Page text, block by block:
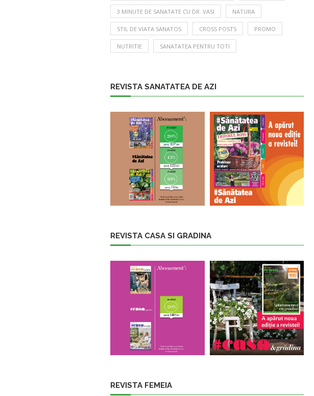
3 MINUTE DE SANATATE CU DR. VASI NATURA
STIL DE VIATA SANATOS CROSS POSTS PROMO
NUTRITIE SANATATEA PENTRU TOTI
REVISTA SANATATEA DE AZI
REVISTA CASA SI GRADINA
REVISTA FEMEIA